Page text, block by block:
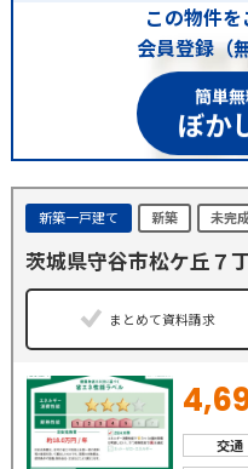
この物件
会員登録（
簡単
ぼか
新築一戸建て 新築 未完
茨城県守谷市松ケ丘７
まとめて資料請求
交通